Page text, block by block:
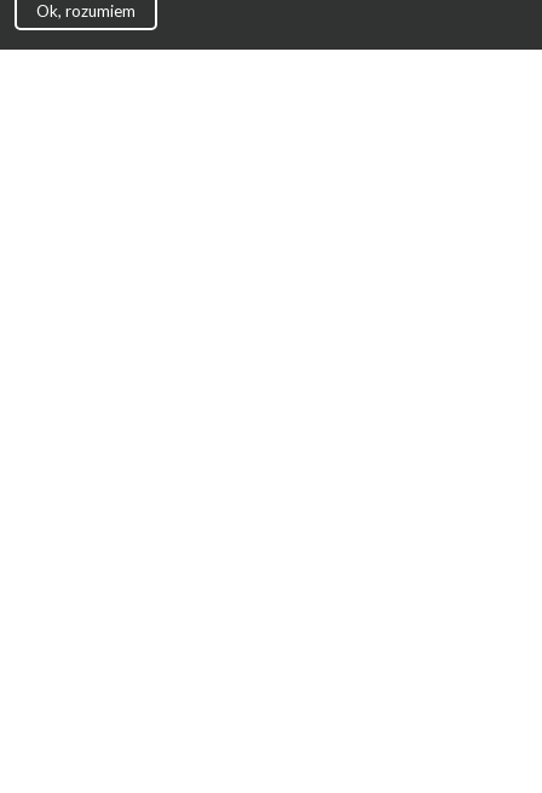
Ok, rozumiem